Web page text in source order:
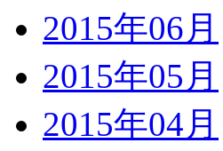
2015年06月
2015年05月
2015年04月